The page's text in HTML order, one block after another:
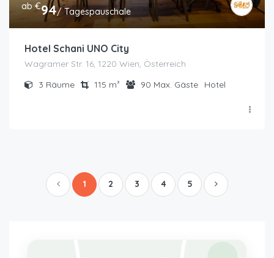
ab €94/ Tagespauschale
Hotel Schani UNO City
Wagramer Str. 16, 1220 Wien, Österreich
3 Räume 115 m² 90 Max. Gäste Hotel
1 2 3 4 5